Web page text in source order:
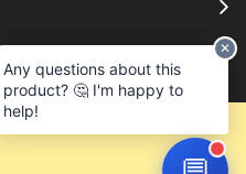
siis kasutame küpsiseid.
✕
Any questions about this
product? 🤔 I'm happy to
help!